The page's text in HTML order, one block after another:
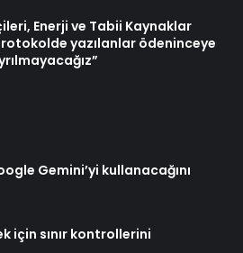
Enerji ve Tabii Kaynaklar
yazılanlar ödeninceye
Gemini’yi kullanacağını
için sınır kontrollerini